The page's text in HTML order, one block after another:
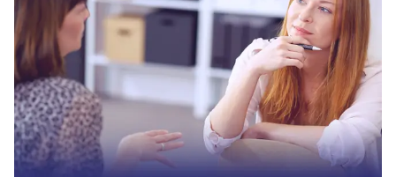
Ressourcer
Prisfastsættelse
Sprog: Danish